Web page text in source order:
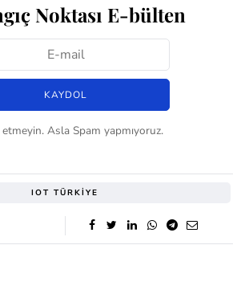
Noktası E-bülten
Asla Spam yapmıyoruz.
IOT TÜRKIYE